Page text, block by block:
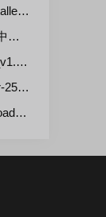
文版
版
版
版